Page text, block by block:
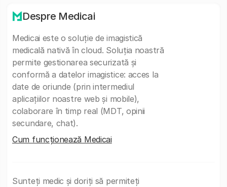
Despre Medicai
Medicai este o soluție de imagistică
medicală nativă în cloud. Soluția noastră
permite gestionarea securizată și
conformă a datelor imagistice: acces la
date de oriunde (prin intermediul
aplicațiilor noastre web și mobile),
colaborare în timp real (MDT, opinii
secundare, chat).
Cum funcționează Medicai
Sunteți medic și doriți să permiteți